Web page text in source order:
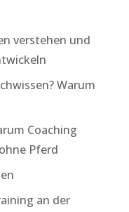
verstehen und
Warum
Coaching
Pferd
an der